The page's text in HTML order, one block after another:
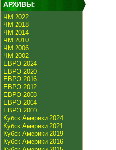
АРХИВЫ:
ЧМ 2022
ЧМ 2018
ЧМ 2014
ЧМ 2010
ЧМ 2006
ЧМ 2002
ЕВРО 2024
ЕВРО 2020
ЕВРО 2016
ЕВРО 2012
ЕВРО 2008
ЕВРО 2004
ЕВРО 2000
Кубок Америки 2024
Кубок Америки 2021
Кубок Америки 2019
Кубок Америки 2016